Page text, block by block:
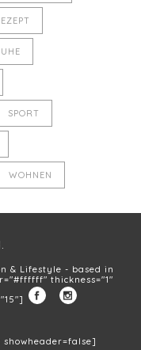
SPORT
WOHNEN
& Lifestyle - based in
thickness="1"